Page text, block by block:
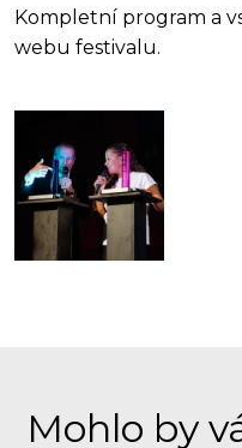
Kompletní program a
webu festivalu.
Mohlo by